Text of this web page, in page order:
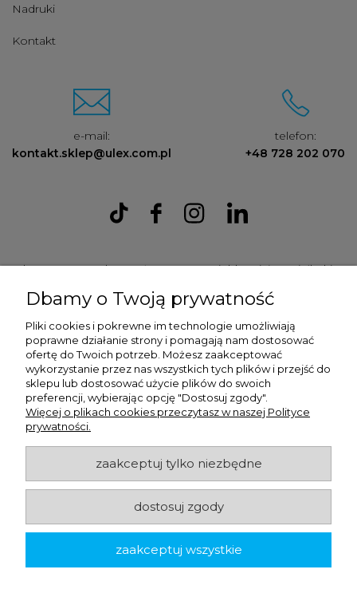
Nadruki
Kontakt
e-mail:
kontakt.sklep@ulex.com.pl
telefon:
+48 728 202 070
Ulex Sp. z O.O. , ul. T.T. Jeża 15, 43-300 Bielsko Biała, woj. śląskie,
9372470787
ulex.com.pl © 2026
Made with by
pokaż pełną wersję strony
Dbamy o Twoją prywatność
Pliki cookies i pokrewne im technologie umożliwiają
poprawne działanie strony i pomagają nam dostosować
ofertę do Twoich potrzeb. Możesz zaakceptować
wykorzystanie przez nas wszystkich tych plików i przejść do
sklepu lub dostosować użycie plików do swoich
preferencji, wybierając opcję "Dostosuj zgody".
Więcej o plikach cookies przeczytasz w naszej Polityce
prywatności.
zaakceptuj tylko niezbędne
dostosuj zgody
zaakceptuj wszystkie